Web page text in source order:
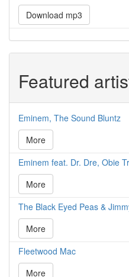
Download mp3
Featured
Eminem, The Sound Bluntz
More
Eminem feat. Dr. Dre, Obie
More
The Black Eyed Peas &
More
Fleetwood Mac
More